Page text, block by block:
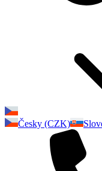
Česky (CZK)